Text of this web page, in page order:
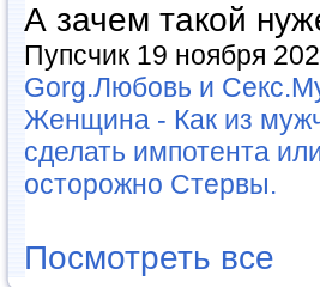
А зачем такой
Пупсчик 19 ноября
Gorg.Любовь и
Женщина - Как из
сделать импотента
осторожно Стервы.
Посмотреть все